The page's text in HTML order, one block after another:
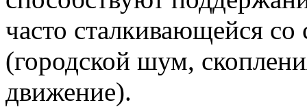
часто сталкивающейся
(городской шум,
движение).